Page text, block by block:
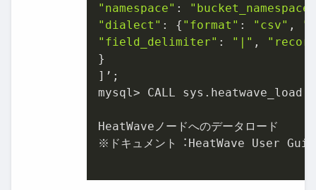
"namespace" :
"bucket_namespace"
"dialect" : { "format" : "csv" ,
"field_delimiter" : "|" ,
}
]’;
mysql> CALL
HeatWaveノードへのデータロード
※ドキュメント︓HeatWave User